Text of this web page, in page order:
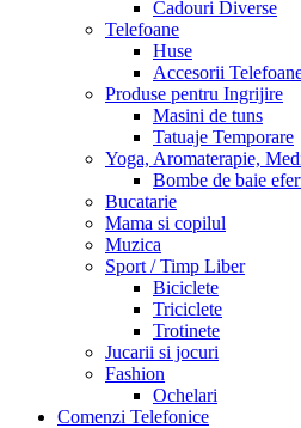
Cadouri Diverse
Telefoane
Huse
Accesorii
Produse pentru Ingrijire
Masini de tuns
Tatuaje Temporare
Yoga, Aromaterapie,
Bombe de baie
Bucatarie
Mama si copilul
Muzica
Sport / Timp Liber
Biciclete
Triciclete
Trotinete
Jucarii si jocuri
Fashion
Ochelari
Comenzi Telefonice